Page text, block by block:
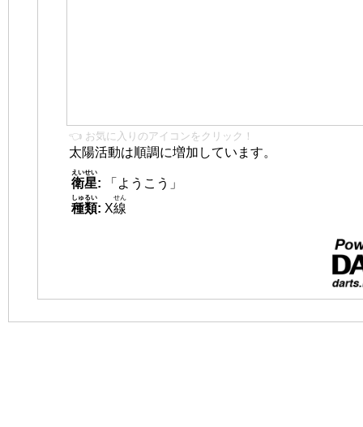
👈 お気に入りのアイコンをクリック！
太陽活動は順調に増加しています。
衛星
えいせい
:
「ようこう」
種類
しゅるい
: X線
せん